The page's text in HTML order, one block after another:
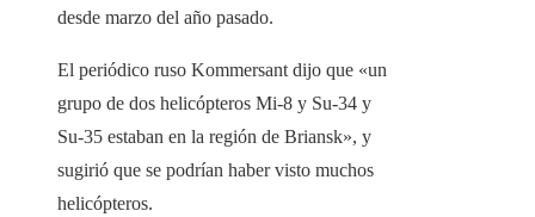
desde marzo del año pasado.
El periódico ruso Kommersant dijo que «un
grupo de dos helicópteros Mi-8 y Su-34 y
Su-35 estaban en la región de Briansk», y
sugirió que se podrían haber visto muchos
helicópteros.